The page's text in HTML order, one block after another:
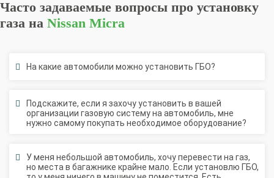
газа наNissan Micra
организации газовую систему на автомобиль, мне
нужно самому покупать необходимое оборудование?
но места в багажнике крайне мало. Если установлю ГБО,
то у меня ничего в машину не поместится. Есть
возможность решить такую проблему?